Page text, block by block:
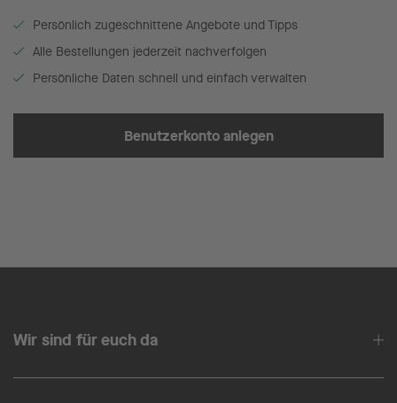
Persönlich zugeschnittene Angebote und Tipps
Alle Bestellungen jederzeit nachverfolgen
Persönliche Daten schnell und einfach verwalten
Benutzerkonto anlegen
Wir sind für euch da